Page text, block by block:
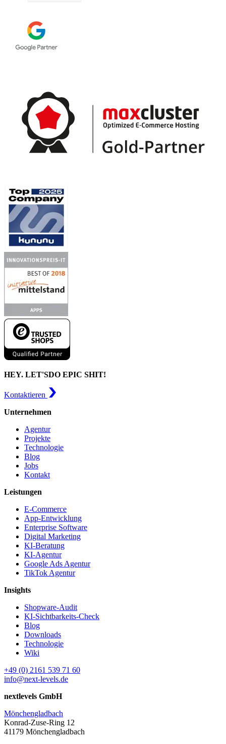
HEY. LET'SDO EPIC SHIT!
Kontaktieren
Unternehmen
Agentur
Projekte
Technologie
Blog
Jobs
Kontakt
Leistungen
E-Commerce
App-Entwicklung
Enterprise Software
Digital Marketing
KI-Beratung
KI-Agentur
Google Ads Agentur
TikTok Agentur
Insights
Shopware-Audit
KI-Sichtbarkeits-Check
Blog
Downloads
Technologie
Wiki
+49 (0) 2161 539 71 60
info@next-levels.de
nextlevels GmbH
Mönchengladbach
Konrad-Zuse-Ring 12
41179 Mönchengladbach